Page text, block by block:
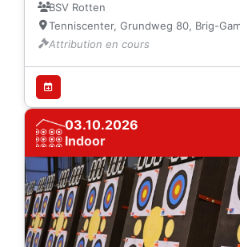
BSV Rotten
Tenniscenter, Grundweg 80, Brig-
Attribution en cours
03.10.2026
Indoor